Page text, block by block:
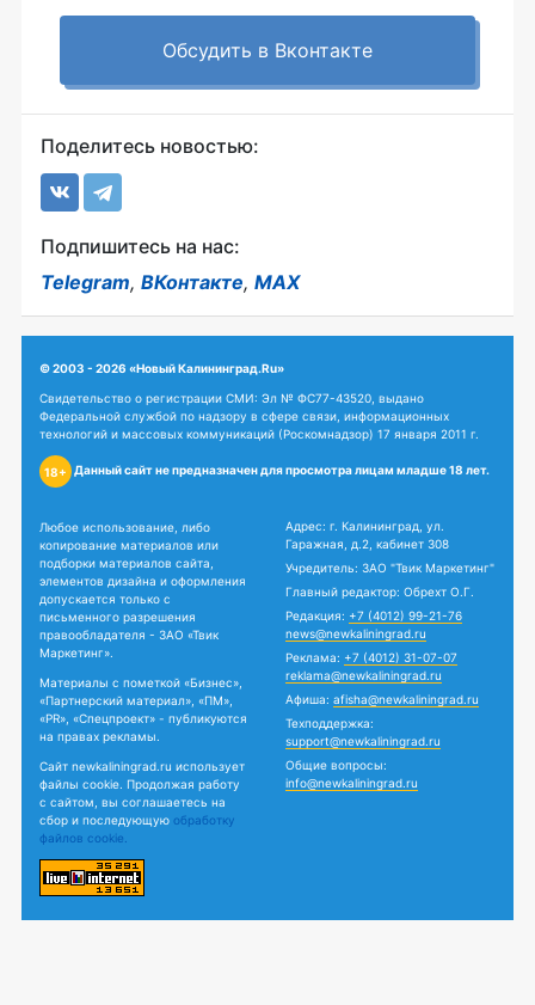
Обсудить в Вконтакте
Поделитесь новостью:
Подпишитесь на нас:
Telegram, ВКонтакте, MAX
© 2003 - 2026 «Новый Калининград.Ru»
Свидетельство о регистрации СМИ: Эл № ФС77-43520, выдано
Федеральной службой по надзору в сфере связи, информационных
технологий и массовых коммуникаций (Роскомнадзор) 17 января 2011 г.
18+ Данный сайт не предназначен для просмотра лицам младше 18 лет.
Любое использование, либо
копирование материалов или
подборки материалов сайта,
элементов дизайна и оформления
допускается только с
письменного разрешения
правообладателя - ЗАО «Твик
Маркетинг».
Материалы с пометкой «Бизнес»,
«Партнерский материал», «ПМ»,
«PR», «Спецпроект» - публикуются
на правах рекламы.
Сайт newkaliningrad.ru использует
файлы cookie. Продолжая работу
с сайтом, вы соглашаетесь на
сбор и последующую обработку
файлов cookie.
Адрес: г. Калининград, ул.
Гаражная, д.2, кабинет 308
Учредитель: ЗАО "Твик Маркетинг"
Главный редактор: Обрехт О.Г.
Редакция: +7 (4012) 99-21-76
news@newkaliningrad.ru
Реклама: +7 (4012) 31-07-07
reklama@newkaliningrad.ru
Афиша: afisha@newkaliningrad.ru
Техподдержка:
support@newkaliningrad.ru
Общие вопросы:
info@newkaliningrad.ru